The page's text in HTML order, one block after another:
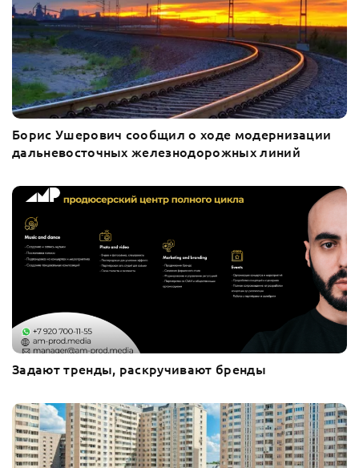
Борис Ушерович сообщил о ходе модернизации
дальневосточных железнодорожных линий
Задают тренды, раскручивают бренды